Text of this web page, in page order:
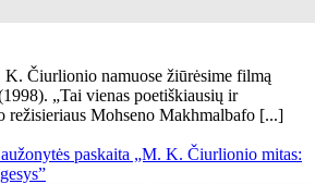
Čiurlionio namuose žiūrėsime filmą
„Tai vienas poetiškiausių ir
režisieriaus Mohseno Makhmalbafo [...]
paskaita „M. K. Čiurlionio mitas: